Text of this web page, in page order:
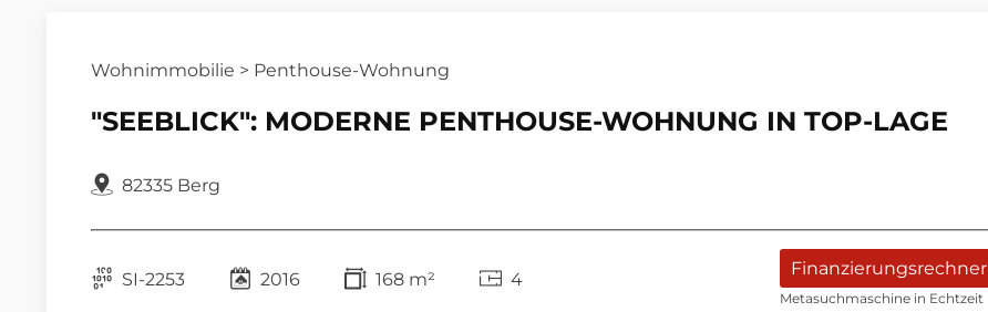
Wohnimmobilie > Penthouse-Wohnung
"SEEBLICK": MODERNE PENTHOUSE-WOHNUNG IN TOP-LAGE
82335 Berg
SI-2253 2016 168 m² 4 Finanzierungsrechner
Metasuchmaschine in Echtzeit